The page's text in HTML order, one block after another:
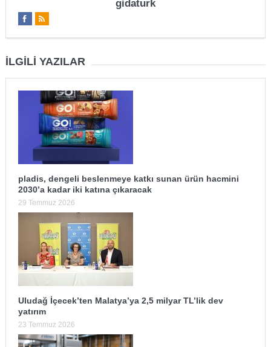
gidaturk
İLGILI YAZILAR
pladis, dengeli beslenmeye katkı sunan ürün hacmini
2030’a kadar iki katına çıkaracak
29 Temmuz 2026
Uludağ İçecek’ten Malatya’ya 2,5 milyar TL’lik dev
yatırım
23 Temmuz 2026